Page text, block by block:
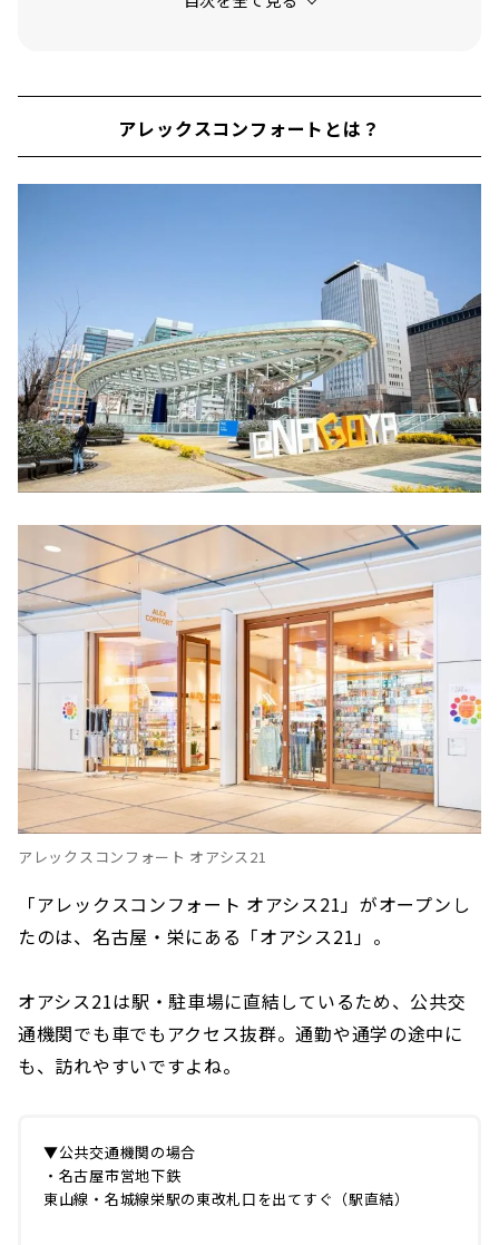
数滴で肌感が変わる！「ランコム ジェニフィ
「ランコム グランディオーズ ウォータープル
ーフ」
いつものお手入れにプラス10秒のシンプルケア
イマスク「イニスフリー スーパーヴォルカニ
水のようにサラッとしたクレンジングウォータ
ー「ビオデルマ サンシビオH2O」
さまざまなシーンにフィットする香り「キャロ
ライナヘレナ 212」
オードパルファムの香りがそのままハンドクリ
ームに！「ランバン エクラドゥアルページ
ュ ハンドクリーム」
どれくらいお得に買える？ 実際にお買い物してみ
ました！
アレックスコンフォートとは？
アレックスコンフォート オアシス21
「アレックスコンフォート オアシス21」がオープンし
たのは、名古屋・栄にある「オアシス21」。
オアシス21は駅・駐車場に直結しているため、公共交
通機関でも車でもアクセス抜群。通勤や通学の途中に
も、訪れやすいですよね。
▼公共交通機関の場合
・名古屋市営地下鉄
東山線・名城線栄駅の東改札口を出てすぐ（駅直結）